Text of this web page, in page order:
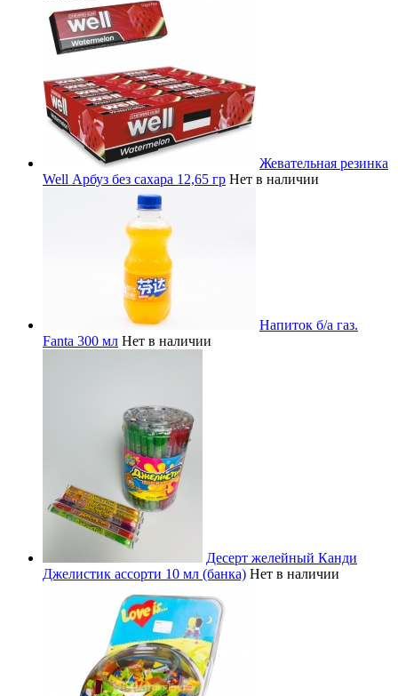
Жевательная резинка
Well Арбуз без сахара 12,65 гр Нет в наличии
Напиток б/а газ.
Fanta 300 мл Нет в наличии
Десерт желейный Канди
Джелистик ассорти 10 мл (банка) Нет в наличии